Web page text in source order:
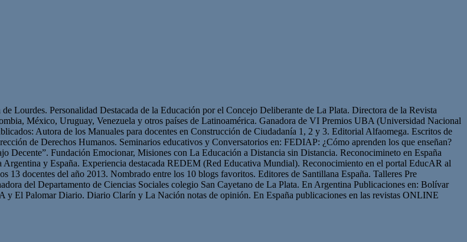
Lourdes. Personalidad Destacada de la Educación por el Concejo Deliberante de La Plata. Directora de la Revista
México, Uruguay, Venezuela y otros países de Latinoamérica. Ganadora de VI Premios UBA (Universidad Nacional
Autora de los Manuales para docentes en Construcción de Ciudadanía 1, 2 y 3. Editorial Alfaomega. Escritos de
de Derechos Humanos. Seminarios educativos y Conversatorios en: FEDIAP: ¿Cómo aprenden los que enseñan?
Decente”. Fundación Emocionar, Misiones con La Educación a Distancia sin Distancia. Reconocimineto en España
y España. Experiencia destacada REDEM (Red Educativa Mundial). Reconocimiento en el portal EducAR al
docentes del año 2013. Nombrado entre los 10 blogs favoritos. Editores de Santillana España. Talleres Pre
del Departamento de Ciencias Sociales colegio San Cayetano de La Plata. En Argentina Publicaciones en: Bolívar
El Palomar Diario. Diario Clarín y La Nación notas de opinión. En España publicaciones en las revistas ONLINE